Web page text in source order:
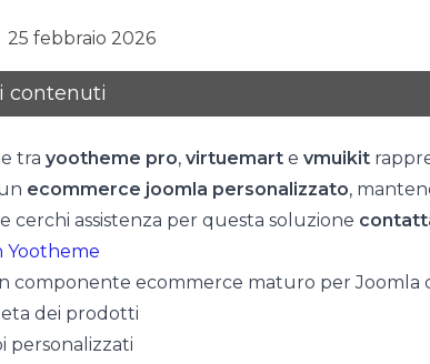
25 febbraio 2026
contenuti
tra yootheme pro, virtuemart e vmuikit
ecommerce joomla personalizzato,
cerchi assistenza per questa soluzione
Yootheme
componente ecommerce maturo per Joomla
dei prodotti
personalizzati